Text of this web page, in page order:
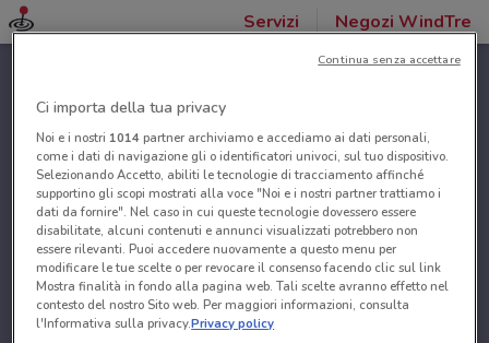
Servizi Negozi WindTre
Ci importa della tua privacy
Noi e i nostri 1014partner archiviamo e accediamo ai dati personali,
come i dati di navigazione gli o identificatori univoci, sul tuo dispositivo.
Selezionando Accetto, abiliti le tecnologie di tracciamento affinché
supportino gli scopi mostrati alla voce "Noi e i nostri partner trattiamo i
dati da fornire". Nel caso in cui queste tecnologie dovessero essere
disabilitate, alcuni contenuti e annunci visualizzati potrebbero non
essere rilevanti. Puoi accedere nuovamente a questo menu per
modificare le tue scelte o per revocare il consenso facendo clic sul link
Mostra finalità in fondo alla pagina web. Tali scelte avranno effetto nel
contesto del nostro Sito web. Per maggiori informazioni, consulta
l'Informativa sulla privacy.Privacy policy
Continua senza accettare